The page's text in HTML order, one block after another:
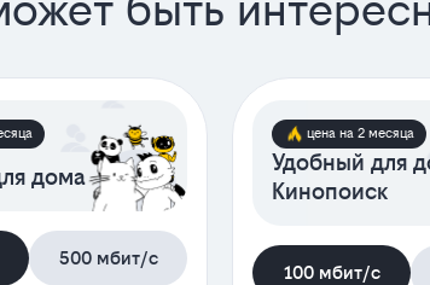
дома
500 мбит/с
цена на 2 месяца
Удобный для
Кинопоиск
100 мбит/с